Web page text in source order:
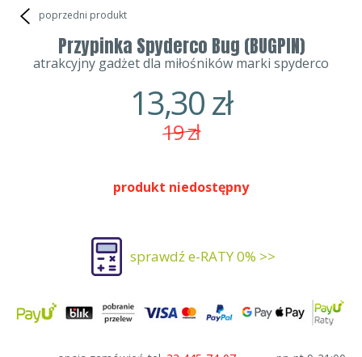
poprzedni produkt
Przypinka Spyderco Bug (BUGPIN)
atrakcyjny gadżet dla miłośników marki spyderco
13,30zł
19zł
produkt niedostępny
sprawdź e-RATY 0% >>